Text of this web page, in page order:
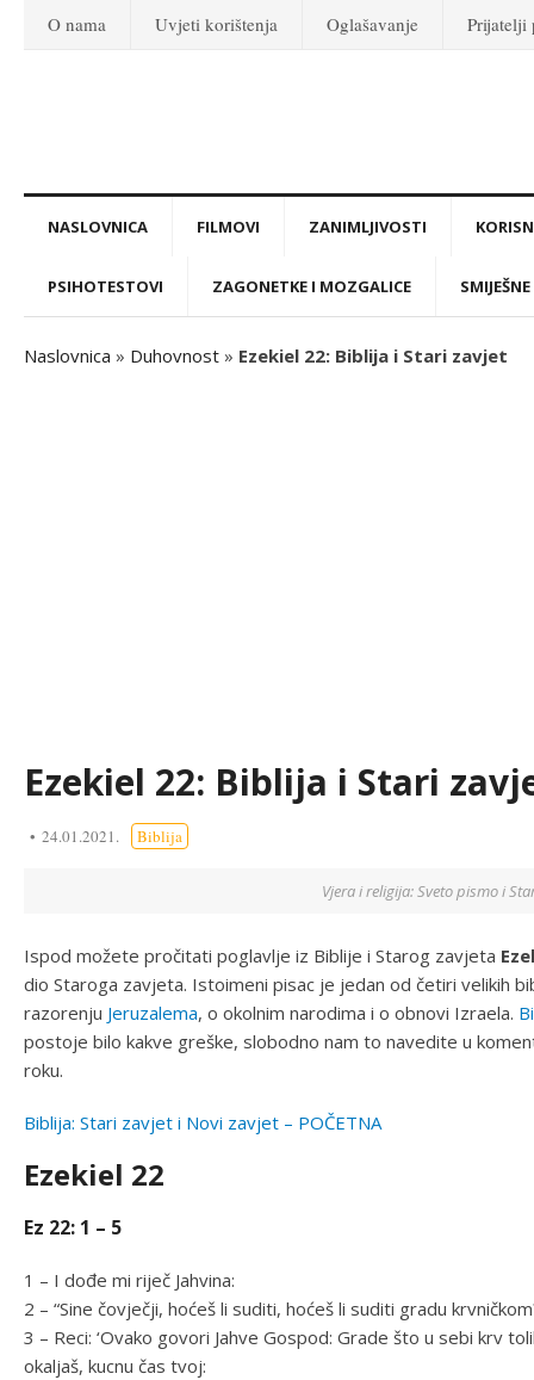
O nama Uvjeti korištenja Oglašavanje Prijatelji
NASLOVNICA FILMOVI ZANIMLJIVOSTI
PSIHOTESTOVI ZAGONETKE I MOZGALICE
Naslovnica » Duhovnost » Ezekiel 22: Biblija i Stari zavjet
Ezekiel 22: Biblija i Stari
24.01.2021. Biblija
Vjera i religija: Sveto pismo i
Ispod možete pročitati poglavlje iz Biblije i Starog zavjeta
dio Staroga zavjeta. Istoimeni pisac je jedan od četiri velikih
razorenju Jeruzalema, o okolnim narodima i o obnovi Izraela.
postoje bilo kakve greške, slobodno nam to navedite u
roku.
Biblija: Stari zavjet i Novi zavjet – POČETNA
Ezekiel 22
Ez 22: 1 – 5
1 – I dođe mi riječ Jahvina:
2 – “Sine čovječji, hoćeš li suditi, hoćeš li suditi gradu
3 – Reci: ‘Ovako govori Jahve Gospod: Grade što u sebi krv
okaljaš, kucnu čas tvoj: